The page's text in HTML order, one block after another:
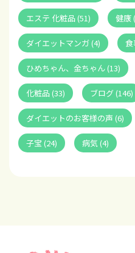
エステ 化粧品 (51) 健康
ダイエットマンガ (4) 食
ひめちゃん、金ちゃん (13)
化粧品 (33) ブログ (146)
ダイエットのお客様の声 (6)
子宝 (24) 病気 (4)